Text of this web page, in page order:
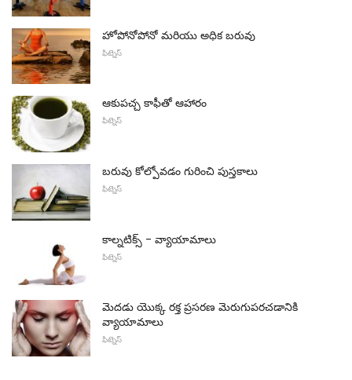
హోపోనోపోనో మరియు అధిక బరువు
ఫిట్నెస్
ఆకుపచ్చ కాఫీతో ఆహారం
ఫిట్నెస్
బరువు కోల్పోవడం గురించి పుస్తకాలు
ఫిట్నెస్
కాల్నటిక్స్ - వ్యాయామాలు
ఫిట్నెస్
మెదడు యొక్క రక్త ప్రసరణ మెరుగుపరచడానికి
వ్యాయామాలు
ఫిట్నెస్